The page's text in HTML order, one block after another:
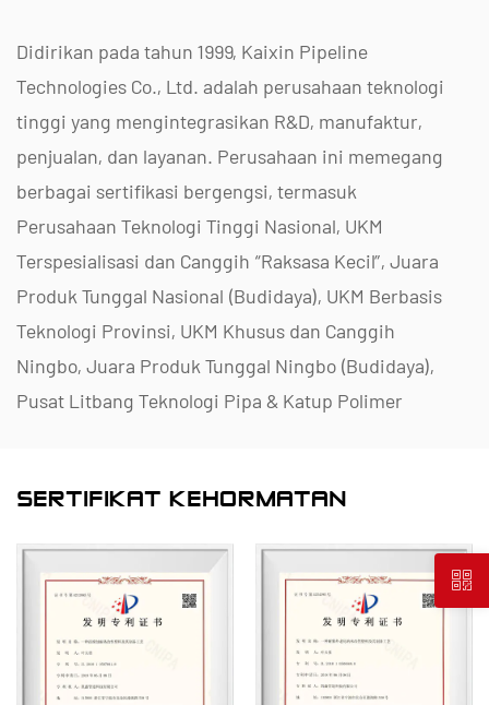
Didirikan pada tahun 1999, Kaixin Pipeline
Technologies Co., Ltd. adalah perusahaan teknologi
tinggi yang mengintegrasikan R&D, manufaktur,
penjualan, dan layanan. Perusahaan ini memegang
berbagai sertifikasi bergengsi, termasuk
Perusahaan Teknologi Tinggi Nasional, UKM
Terspesialisasi dan Canggih “Raksasa Kecil”, Juara
Produk Tunggal Nasional (Budidaya), UKM Berbasis
Teknologi Provinsi, UKM Khusus dan Canggih
Ningbo, Juara Produk Tunggal Ningbo (Budidaya),
Pusat Litbang Teknologi Pipa & Katup Polimer
Ningbo, dan Kematangan Kemampuan Manajemen
Data Perusahaan Tingkat 2.
Kami mengkhususkan diri dalam pengembangan,
produksi, dan penyediaan produk tahan korosi non-
logam untuk aplikasi kimia, termasuk katup plastik,
pipa, alat kelengkapan pipa, dan pompa tahan
SERTIFIKAT KEHORMATAN